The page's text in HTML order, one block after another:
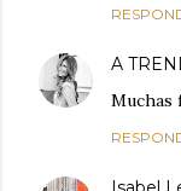
A
Muchas